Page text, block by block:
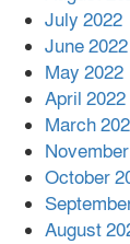
July 2022
June 2022
May 2022
April 2022
March
October
August